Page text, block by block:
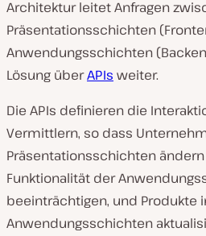
Architektur leitet Anfragen
Präsentationsschichten
Anwendungsschichten
Lösung überAPIs weiter.
Die APIs definieren die
Vermittlern, so dass
Präsentationsschichten
Funktionalität der
beeinträchtigen, und Produkte
Anwendungsschichten